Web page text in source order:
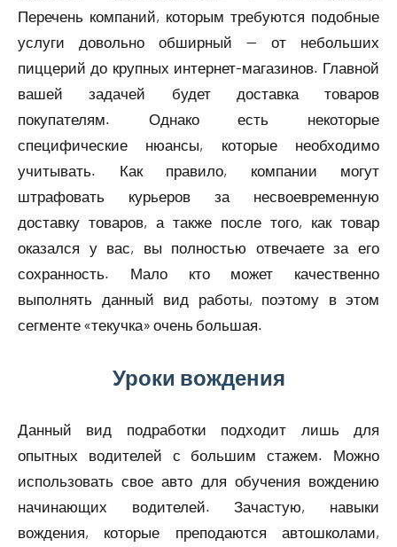
Перечень компаний, которым требуются подобные
услуги довольно обширный — от небольших
пиццерий до крупных интернет-магазинов. Главной
вашей задачей будет доставка товаров
покупателям. Однако есть некоторые
специфические нюансы, которые необходимо
учитывать. Как правило, компании могут
штрафовать курьеров за несвоевременную
доставку товаров, а также после того, как товар
оказался у вас, вы полностью отвечаете за его
сохранность. Мало кто может качественно
выполнять данный вид работы, поэтому в этом
сегменте «текучка» очень большая.
Уроки вождения
Данный вид подработки подходит лишь для
опытных водителей с большим стажем. Можно
использовать свое авто для обучения вождению
начинающих водителей. Зачастую, навыки
вождения, которые преподаются автошколами,